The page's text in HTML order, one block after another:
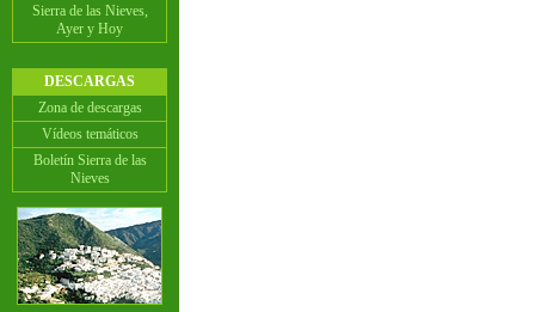
Sierra de las Nieves,
Ayer y Hoy
DESCARGAS
Zona de descargas
Vídeos temáticos
Boletín Sierra de las
Nieves